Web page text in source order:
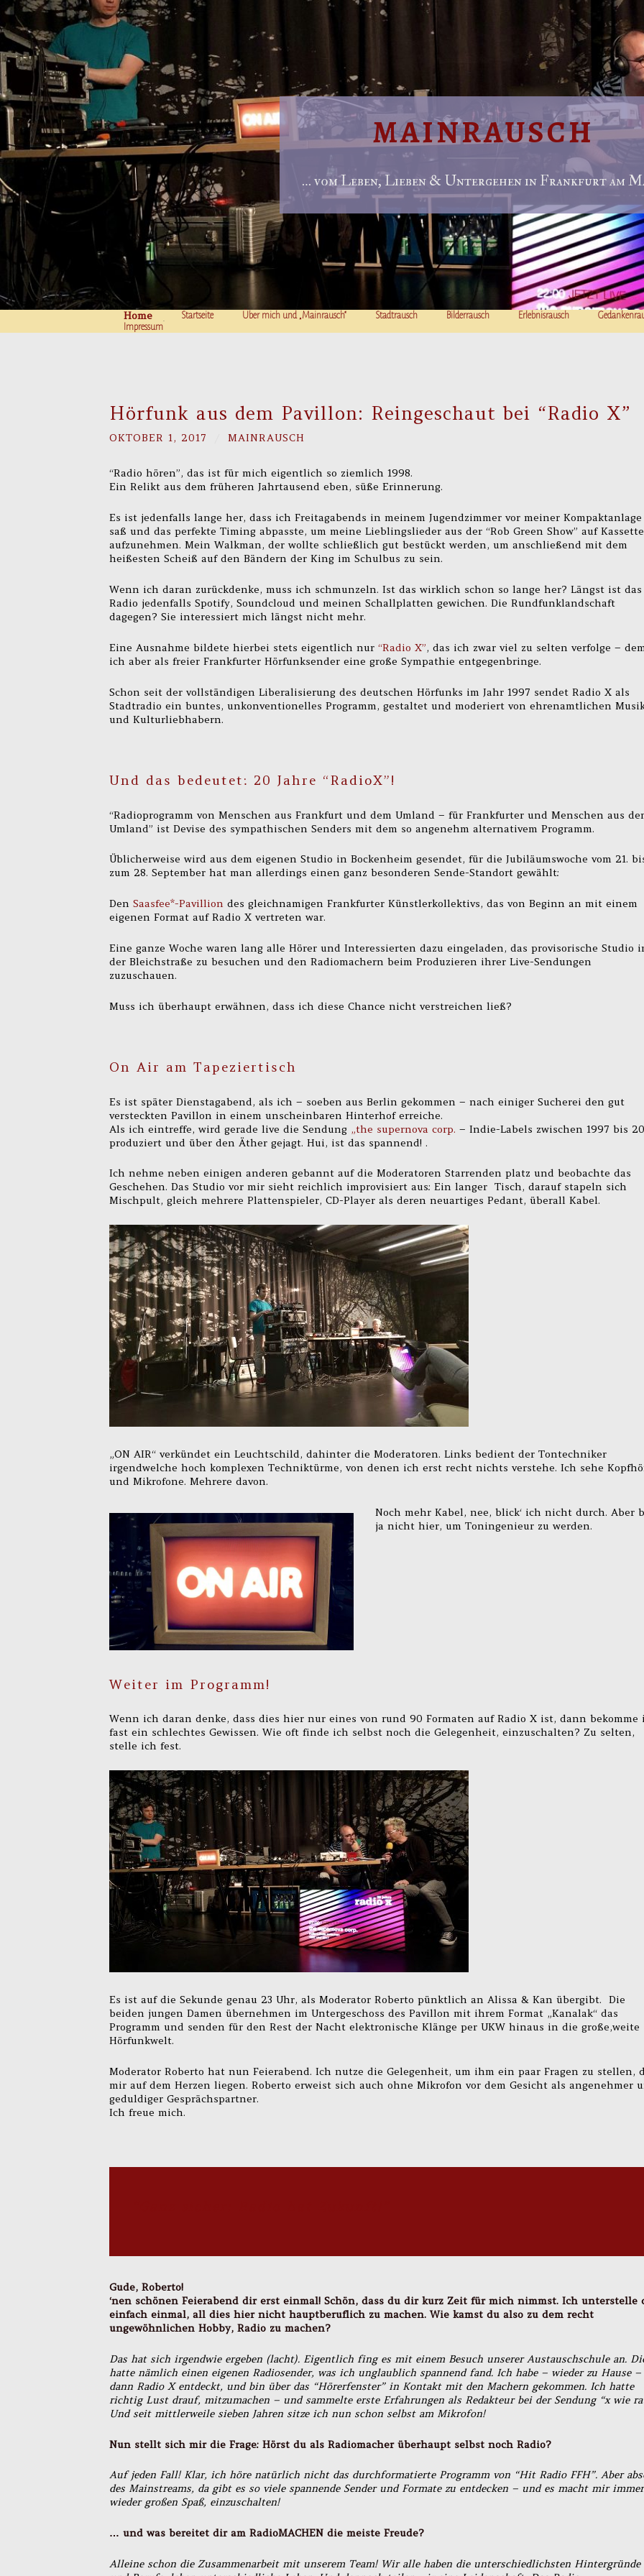
MAINRAUSCH
… vom Leben, Lieben & Untergehen in Frankfurt am
Home Startseite Über mich und „Mainrausch“ Stadtrausch Bilderrausch Erlebnisrausch
Impressum
Hörfunk aus dem Pavillon: Reingeschaut bei “Radio X”
OKTOBER 1, 2017 MAINRAUSCH
“Radio hören”, das ist für mich eigentlich so ziemlich 1998.
Ein Relikt aus dem früheren Jahrtausend eben, süße Erinnerung.
Es ist jedenfalls lange her, dass ich Freitagabends in meinem Jugendzimmer vor meiner Kompaktanlage
saß und das perfekte Timing abpasste, um meine Lieblingslieder aus der “Rob Green Show” auf Kassette
aufzunehmen. Mein Walkman, der wollte schließlich gut bestückt werden, um anschließend mit dem
heißesten Scheiß auf den Bändern der King im Schulbus zu sein.
Wenn ich daran zurückdenke, muss ich schmunzeln. Ist das wirklich schon so lange her? Längst ist das
Radio jedenfalls Spotify, Soundcloud und meinen Schallplatten gewichen. Die Rundfunklandschaft
dagegen? Sie interessiert mich längst nicht mehr.
Eine Ausnahme bildete hierbei stets eigentlich nur “Radio X”, das ich zwar viel zu selten verfolge –
ich aber als freier Frankfurter Hörfunksender eine große Sympathie entgegenbringe.
Schon seit der vollständigen Liberalisierung des deutschen Hörfunks im Jahr 1997 sendet Radio X als
Stadtradio ein buntes, unkonventionelles Programm, gestaltet und moderiert von ehrenamtlichen
und Kulturliebhabern.
Und das bedeutet: 20 Jahre “RadioX”!
“Radioprogramm von Menschen aus Frankfurt und dem Umland – für Frankfurter und Menschen aus
Umland” ist Devise des sympathischen Senders mit dem so angenehm alternativem Programm.
Üblicherweise wird aus dem eigenen Studio in Bockenheim gesendet, für die Jubiläumswoche vom 21.
zum 28. September hat man allerdings einen ganz besonderen Sende-Standort gewählt:
Den Saasfee*-Pavillion des gleichnamigen Frankfurter Künstlerkollektivs, das von Beginn an mit einem
eigenen Format auf Radio X vertreten war.
Eine ganze Woche waren lang alle Hörer und Interessierten dazu eingeladen, das provisorische Studio
der Bleichstraße zu besuchen und den Radiomachern beim Produzieren ihrer Live-Sendungen
zuzuschauen.
Muss ich überhaupt erwähnen, dass ich diese Chance nicht verstreichen ließ?
On Air am Tapeziertisch
Es ist später Dienstagabend, als ich – soeben aus Berlin gekommen – nach einiger Sucherei den gut
versteckten Pavillon in einem unscheinbaren Hinterhof erreiche.
Als ich eintreffe, wird gerade live die Sendung „the supernova corp. – Indie-Labels zwischen 1997 bis
produziert und über den Äther gejagt. Hui, ist das spannend! .
Ich nehme neben einigen anderen gebannt auf die Moderatoren Starrenden platz und beobachte das
Geschehen. Das Studio vor mir sieht reichlich improvisiert aus: Ein langer Tisch, darauf stapeln sich
Mischpult, gleich mehrere Plattenspieler, CD-Player als deren neuartiges Pedant, überall Kabel.
„ON AIR“ verkündet ein Leuchtschild, dahinter die Moderatoren. Links bedient der Tontechniker
irgendwelche hoch komplexen Techniktürme, von denen ich erst recht nichts verstehe. Ich sehe
und Mikrofone. Mehrere davon.
Noch mehr Kabel, nee, blick‘ ich nicht durch. Aber
ja nicht hier, um Toningenieur zu werden.
Weiter im Programm!
Wenn ich daran denke, dass dies hier nur eines von rund 90 Formaten auf Radio X ist, dann bekomme
fast ein schlechtes Gewissen. Wie oft finde ich selbst noch die Gelegenheit, einzuschalten? Zu selten,
stelle ich fest.
Es ist auf die Sekunde genau 23 Uhr, als Moderator Roberto pünktlich an Alissa & Kan übergibt. Die
beiden jungen Damen übernehmen im Untergeschoss des Pavillon mit ihrem Format „Kanalak“ das
Programm und senden für den Rest der Nacht elektronische Klänge per UKW hinaus in die große,weite
Hörfunkwelt.
Moderator Roberto hat nun Feierabend. Ich nutze die Gelegenheit, um ihm ein paar Fragen zu stellen,
mir auf dem Herzen liegen. Roberto erweist sich auch ohne Mikrofon vor dem Gesicht als angenehmer
geduldiger Gesprächspartner.
Ich freue mich.
Gude, Roberto!
‘nen schönen Feierabend dir erst einmal! Schön, dass du dir kurz Zeit für mich nimmst. Ich unterstelle
einfach einmal, all dies hier nicht hauptberuflich zu machen.Wie kamst du also zu dem recht
ungewöhnlichen Hobby, Radio zu machen?
Das hat sich irgendwie ergeben (lacht). Eigentlich fing es mit einem Besuch unserer Austauschschule an.
hatte nämlich einen eigenen Radiosender, was ich unglaublich spannend fand. Ich habe – wieder zu Hause –
dann Radio X entdeckt, und bin über das “Hörerfenster” in Kontakt mit den Machern gekommen. Ich hatte
richtig Lust drauf, mitzumachen – und sammelte erste Erfahrungen als Redakteur bei der Sendung “x wie
Und seit mittlerweile sieben Jahren sitze ich nun schon selbst am Mikrofon!
Nun stellt sich mir die Frage: Hörst du als Radiomacher überhaupt selbst noch Radio?
Auf jeden Fall! Klar, ich höre natürlich nicht das durchformatierte Programm von “Hit Radio FFH”. Aber
des Mainstreams, da gibt es so viele spannende Sender und Formate zu entdecken – und es macht mir immer
wieder großen Spaß, einzuschalten!
… und was bereitet dir am RadioMACHEN die meiste Freude?
Alleine schon die Zusammenarbeit mit unserem Team! Wir alle haben die unterschiedlichsten Hintergründe